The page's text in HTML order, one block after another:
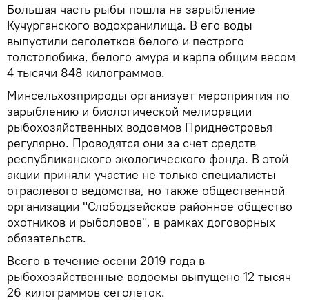
Большая часть рыбы пошла на зарыбление
Кучурганского водохранилища. В его воды
выпустили сеголетков белого и пестрого
толстолобика, белого амура и карпа общим весом
4 тысячи 848 килограммов.
Минсельхозприроды организует мероприятия по
зарыблению и биологической мелиорации
рыбохозяйственных водоемов Приднестровья
регулярно. Проводятся они за счет средств
республиканского экологического фонда. В этой
акции приняли участие не только специалисты
отраслевого ведомства, но также общественной
организации "Слободзейское районное общество
охотников и рыболовов", в рамках договорных
обязательств.
Всего в течение осени 2019 года в
рыбохозяйственные водоемы выпущено 12 тысяч
26 килограммов сеголеток.